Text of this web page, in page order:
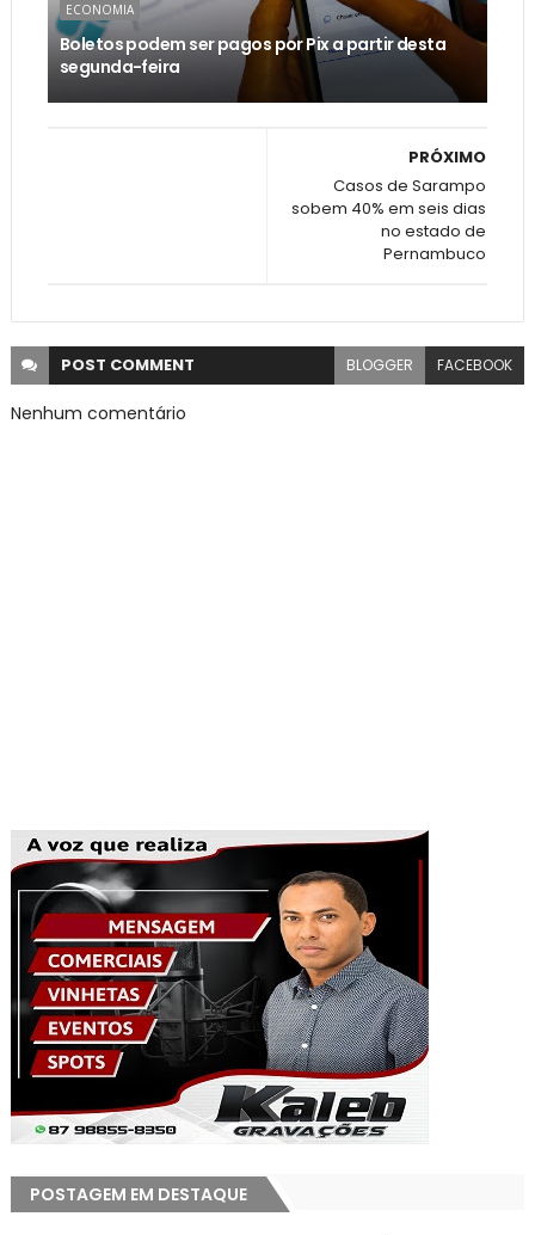
ECONOMIA
Boletos podem ser pagos por Pix a partir desta
segunda-feira
PRÓXIMO
Casos de Sarampo
sobem 40% em seis dias
no estado de
Pernambuco
POST COMMENT BLOGGER FACEBOOK
Nenhum comentário
POSTAGEM EM DESTAQUE